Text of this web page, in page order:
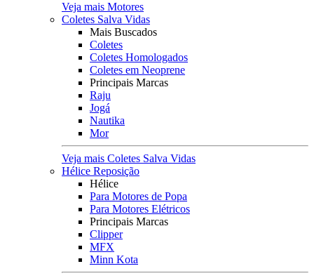
Veja mais Motores
Coletes Salva Vidas
Mais Buscados
Coletes
Coletes Homologados
Coletes em Neoprene
Principais Marcas
Raju
Jogá
Nautika
Mor
Veja mais Coletes Salva Vidas
Hélice Reposição
Hélice
Para Motores de Popa
Para Motores Elétricos
Principais Marcas
Clipper
MFX
Minn Kota